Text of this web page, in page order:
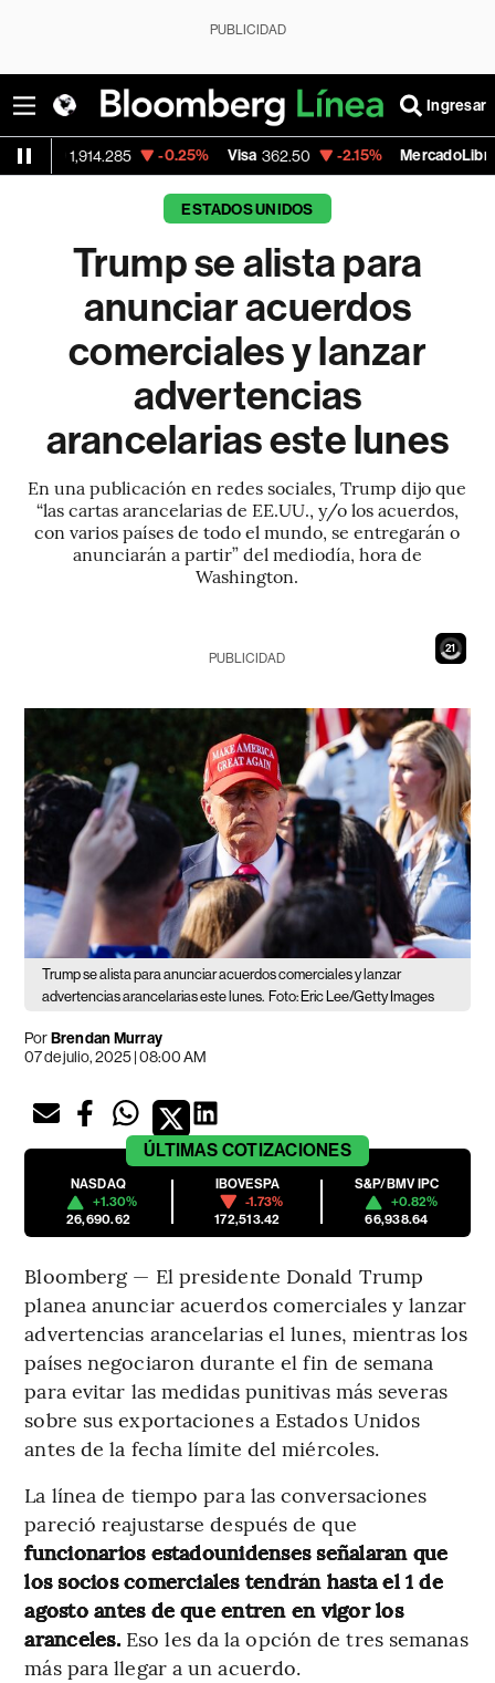
PUBLICIDAD
Ingresar
-0.25% Visa 362.50 -2.15% MercadoLibre 1,821.795
ESTADOS UNIDOS
Trump se alista para
anunciar acuerdos
comerciales y lanzar
advertencias
arancelarias este lunes
En una publicación en redes sociales, Trump dijo que
“las cartas arancelarias de EE.UU., y/o los acuerdos,
con varios países de todo el mundo, se entregarán o
anunciarán a partir” del mediodía, hora de
Washington.
19
PUBLICIDAD
Trump se alista para anunciar acuerdos comerciales y lanzar
advertencias arancelarias este lunes. Foto: Eric Lee/Getty Images
PorBrendan Murray
07 de julio, 2025 | 08:00 AM
ÚLTIMAS COTIZACIONES
NASDAQ
+1.30%
26,690.62
IBOVESPA
-1.73%
172,513.42
S&P/BMV IPC
+0.82%
66,938.64
Bloomberg — El presidente Donald Trump
planea anunciar acuerdos comerciales y lanzar
advertencias arancelarias el lunes, mientras los
países negociaron durante el fin de semana
para evitar las medidas punitivas más severas
sobre sus exportaciones a Estados Unidos
antes de la fecha límite del miércoles.
La línea de tiempo para las conversaciones
pareció reajustarse después de que
funcionarios estadounidenses señalaran que
los socios comerciales tendrán hasta el 1 de
agosto antes de que entren en vigor los
aranceles. Eso les da la opción de tres semanas
más para llegar a un acuerdo.